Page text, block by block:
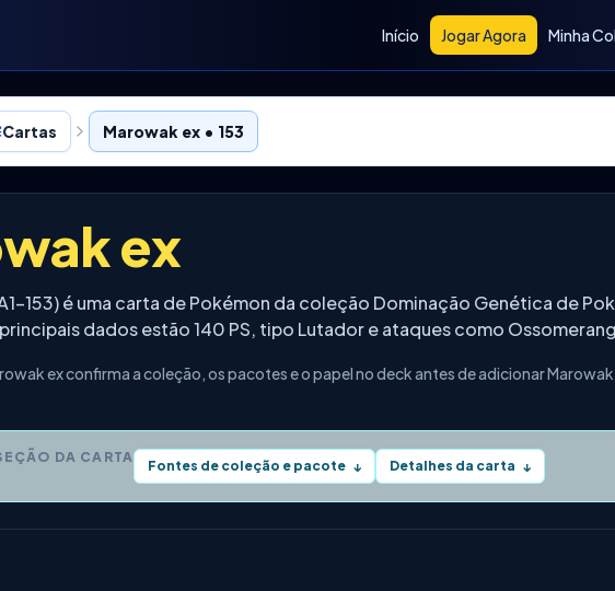
Início Jogar Agora Minha
Cartas Marowak ex • 153
ex
153) é uma carta de Pokémon da coleção Dominação Genética de
dados estão 140 PS, tipo Lutador e ataques como
ex confirma a coleção, os pacotes e o papel no deck antes de adicionar Marowak
DA CARTA
Fontes de coleção e pacote ↓ Detalhes da carta ↓